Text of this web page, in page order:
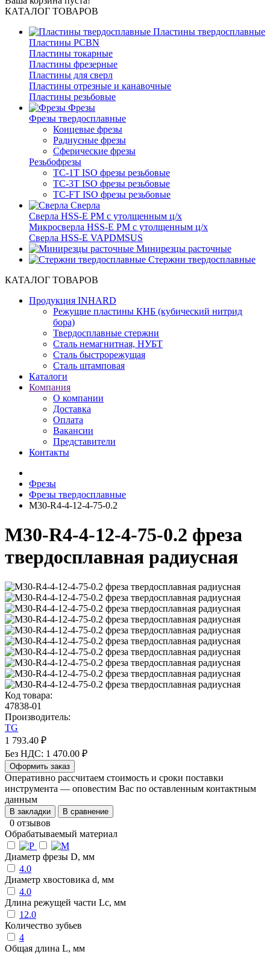
КАТАЛОГ ТОВАРОВ
Пластины твердосплавные
Пластины PCBN
Пластины токарные
Пластины фрезерные
Пластины для сверл
Пластины отрезные и канавочные
Пластины резьбовые
Фрезы
Фрезы твердосплавные
Концевые фрезы
Радиусные фрезы
Сферические фрезы
Резьбофрезы
TC-1T ISO фрезы резьбовые
TC-3T ISO фрезы резьбовые
TC-FT ISO фрезы резьбовые
Сверла
Cверла HSS-E PM c утолщенным ц/х
Микросверла HSS-E PM c утолщенным ц/х
Сверла HSS-E VAPDMSUS
Минирезцы расточные
Cтержни твердосплавные
КАТАЛОГ ТОВАРОВ
Продукция INHARD
Режущие пластины КНБ (кубический нитрид
бора)
Твердосплавные стержни
Сталь немагнитная, НУБТ
Сталь быстрорежущая
Сталь штамповая
Каталоги
Компания
О компании
Доставка
Оплата
Вакансии
Представители
Контакты
Фрезы
Фрезы твердосплавные
M30-R4-4-12-4-75-0.2
M30-R4-4-12-4-75-0.2 фреза
твердосплавная радиусная
Код товара:
47838-01
Производитель:
TG
1 793.40 ₽
Без НДС: 1 470.00 ₽
Оформить заказ
Оперативно рассчитаем стоимость и сроки поставки
инструмента — оповестим Вас по оставленным контактным
данным
В закладки В сравнение
0 отзывов
Обрабатываемый материал
Диаметр фрезы D, мм
4.0
Диаметр хвостовика d, мм
4.0
Длина режущей части Lc, мм
12.0
Количество зубьев
4
Общая длина L, мм